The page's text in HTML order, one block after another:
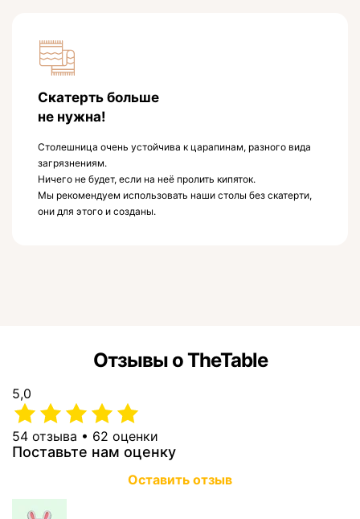
Скатерть больше
не нужна!
Столешница очень устойчива к царапинам, разного вида
загрязнениям.
Ничего не будет, если на неё пролить кипяток.
Мы рекомендуем использовать наши столы без скатерти,
они для этого и созданы.
Отзывы о TheTable
5,0
54 отзыва • 62 оценки
Поставьте нам оценку
Оставить отзыв